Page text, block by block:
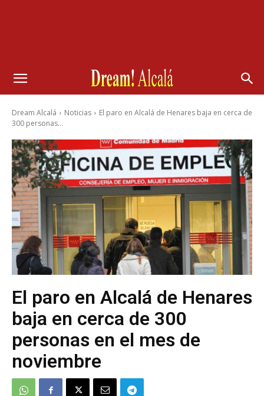
Dream Alcalá Noticias
El paro en Alcalá de Henares baja en cerca de
300 personas...
El paro en Alcalá de Henares
baja en cerca de 300
personas en el mes de
noviembre